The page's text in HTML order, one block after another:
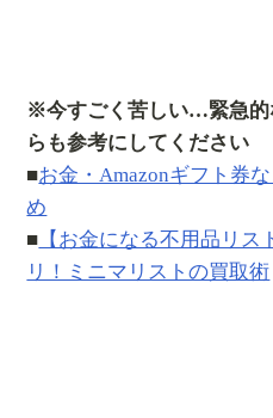
※今すごく苦しい…緊急的
らも参考にしてください
■お金・Amazonギフト券
め
■ 【お金になる不用品リ
リ！ミニマリストの買取術